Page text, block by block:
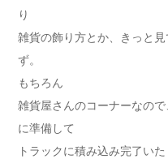
り
雑貨の飾り方とか、きっと
ず。
もちろん
雑貨屋さんのコーナーなの
に準備して
トラックに積み込み完了いた